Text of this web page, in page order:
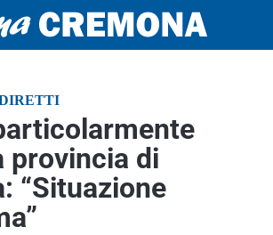
provincia di
“Situazione